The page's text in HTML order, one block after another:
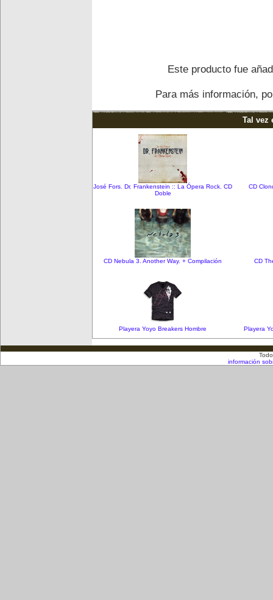
Este producto fue
Para más información,
Tal vez
José Fors. Dr. Frankenstein :: La Ópera Rock. CD
Doble
CD
CD Nebula 3. Another Way. + Compilación CD
Playera Yoyo Breakers Hombre Playera
información